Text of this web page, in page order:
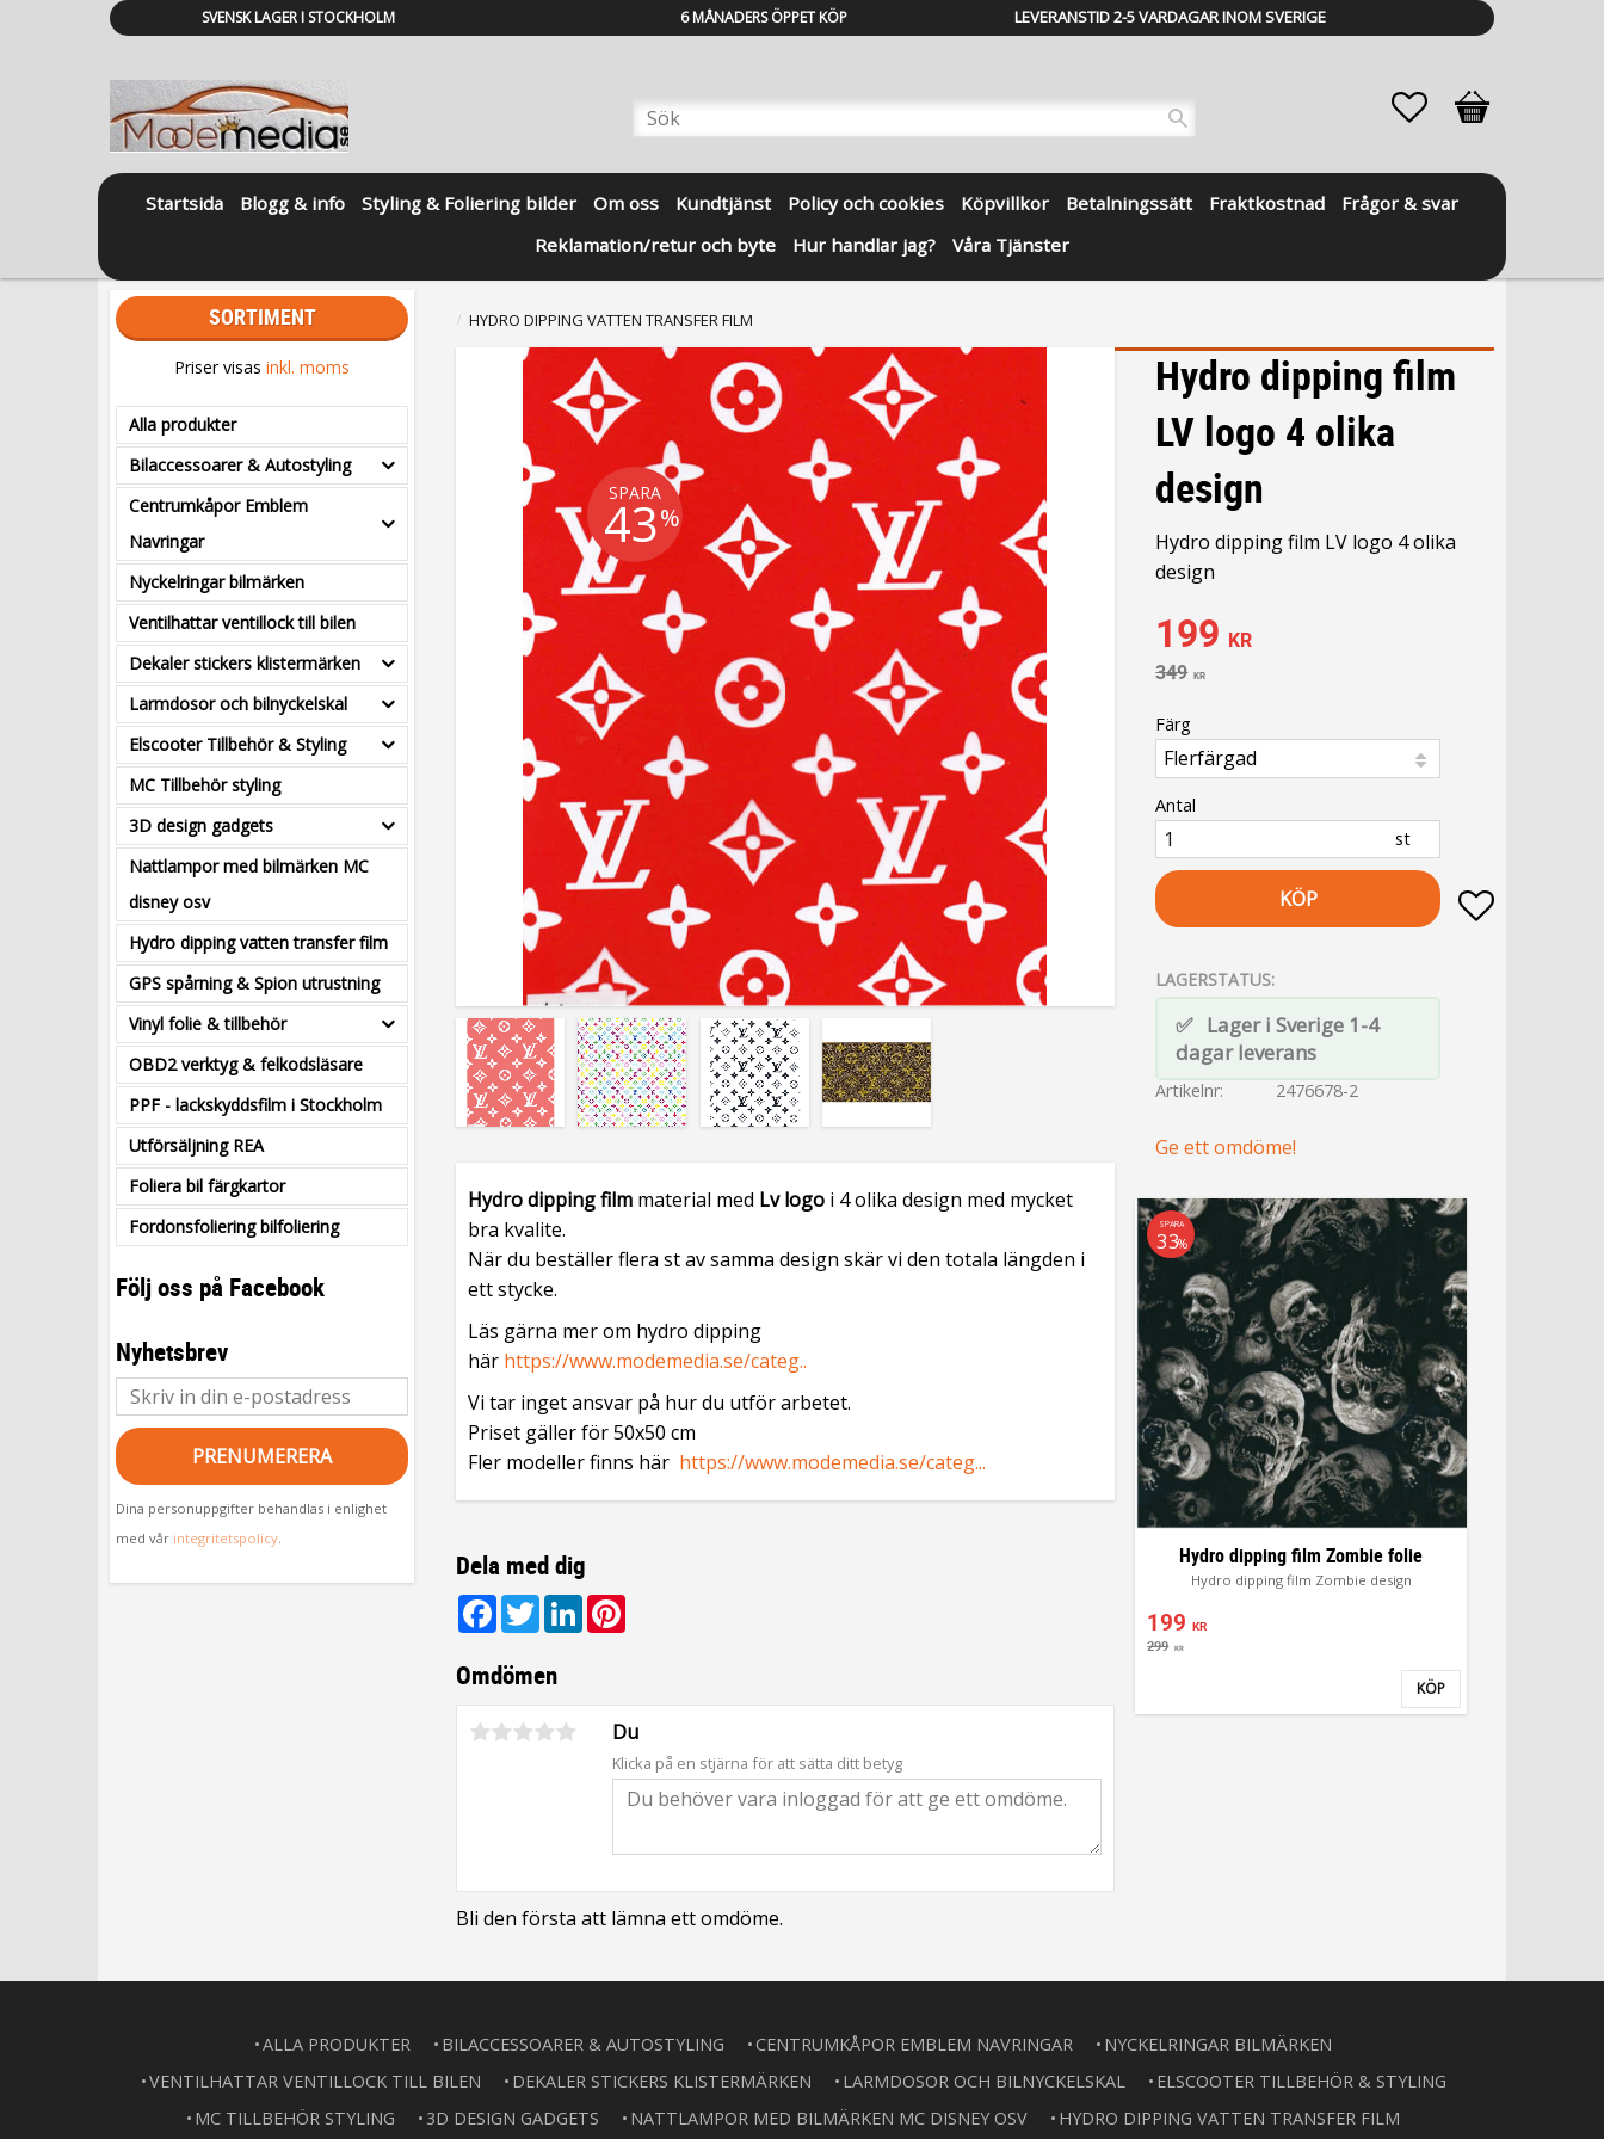
SVENSK LAGER I STOCKHOLM 6 MÅNADERS ÖPPET KÖP LEVERANSTID 2-5 VARDAGAR INOM SVERIGE
Startsida Blogg & info Styling & Foliering bilder Om oss Kundtjänst Policy och cookies Köpvillkor Betalningssätt Fraktkostnad
Frågor & svar
Reklamation/retur och byte
Hur handlar jag? Våra Tjänster
Favoriter
Kundvagn
HYDRO DIPPING VATTEN TRANSFER FILM
Hydro dipping film
LV logo 4 olika
design
Hydro dipping film LV logo 4 olika
design
SPARA
43%
Nedsatt pris:
199 KR
Ordinarie pris:
349 KR
Färg
Antal
st
KÖP Lägg till i
LAGERSTATUS
Lager i Sverige 1-4
dagar leverans
Artikelnr 2476678-2
Ge ett omdöme!
Hydro dipping film material med Lv logo i 4 olika design med mycket
bra kvalite.
När du beställer flera st av samma design skär vi den totala längden i
ett stycke.
Läs gärna mer om hydro dipping
här https://www.modemedia.se/categ..
Vi tar inget ansvar på hur du utför arbetet.
Priset gäller för 50x50 cm
Fler modeller finns här https://www.modemedia.se/categ...
Dela med dig
Facebook
TwitterLinkedIn
Omdömen
Du
Klicka på en stjärna för att sätta ditt betyg
Bli den första att lämna ett omdöme.
Hydro dipping film Zombie folie
Hydro dipping film Zombie design
199 KR
299 KR
SPARA
33%
Lägg till i favoriter
KÖP
SORTIMENT
Priser visasinkl. moms
Alla produkter
Bilaccessoarer & Autostyling
Centrumkåpor Emblem
Navringar
Nyckelringar bilmärken
Ventilhattar ventillock till bilen
Dekaler stickers klistermärken
Larmdosor och bilnyckelskal
Elscooter Tillbehör & Styling
MC Tillbehör styling
3D design gadgets
Nattlampor med bilmärken MC
disney osv
Hydro dipping vatten transfer film
GPS spårning & Spion utrustning
Vinyl folie & tillbehör
OBD2 verktyg & felkodsläsare
PPF - lackskyddsfilm i Stockholm
Utförsäljning REA
Foliera bil färgkartor
Fordonsfoliering bilfoliering
Följ oss på Facebook
Nyhetsbrev
PRENUMERERA
Dina personuppgifter behandlas i enlighet
med vår integritetspolicy.
ALLA PRODUKTER BILACCESSOARER & AUTOSTYLING CENTRUMKÅPOR EMBLEM NAVRINGAR
NYCKELRINGAR BILMÄRKEN
VENTILHATTAR VENTILLOCK TILL BILEN
DEKALER STICKERS KLISTERMÄRKEN LARMDOSOR OCH BILNYCKELSKAL
ELSCOOTER TILLBEHÖR & STYLING
MC TILLBEHÖR STYLING
3D DESIGN GADGETS NATTLAMPOR MED BILMÄRKEN MC DISNEY OSV HYDRO DIPPING VATTEN TRANSFER FILM